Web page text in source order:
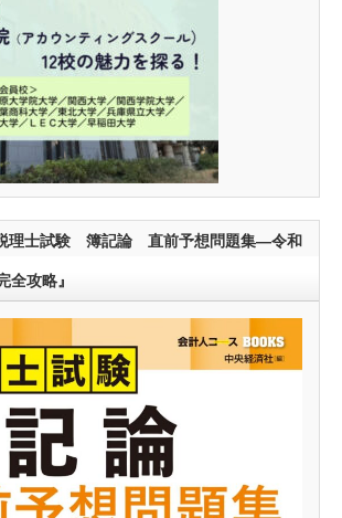
理士試験 簿記論 直前予想問題集―令和
全攻略』